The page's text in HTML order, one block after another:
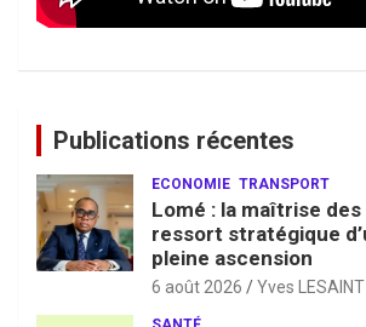
Publications récentes
ECONOMIE TRANSPORT
Lomé : la maîtrise
ressort stratégique
pleine ascension
6 août 2026 Yves LESAINT